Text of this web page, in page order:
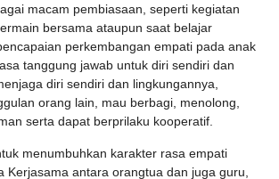
macam pembiasaan, seperti kegiatan
bersama ataupun saat belajar
perkembangan empati pada anak
tanggung jawab untuk diri sendiri dan
diri sendiri dan lingkungannya,
orang lain, mau berbagi, menolong,
serta dapat berprilaku kooperatif.
menumbuhkan karakter rasa empati
Kerjasama antara orangtua dan juga guru,